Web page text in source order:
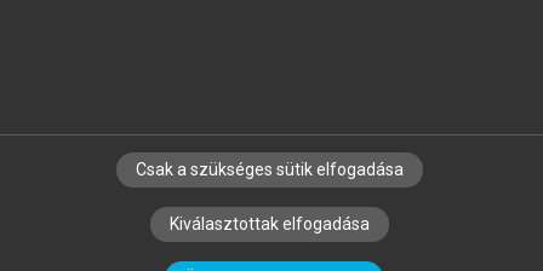
SZERZŐKNEK CÉGEKNEK KÖNYVTÁROSOKNAK
SZERKESZTÉSI ÉS LEKTORÁLÁSI ALAPELVEK
Csak a szükséges sütik elfogadása
Kiválasztottak elfogadása